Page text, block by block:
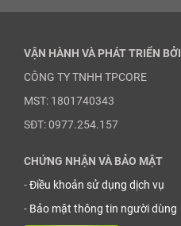
VẬN HÀNH VÀ PHÁT TRIỂN BỞI
CÔNG TY TNHH TPCORE
MST: 1801740343
SĐT: 0977.254.157
CHỨNG NHẬN VÀ BẢO MẬT
-Điều khoản sử dụng dịch vụ
- Bảo mật thông tin người dùng